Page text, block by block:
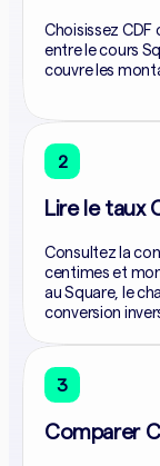
Choisissez
entre le cours
couvre les
2
Lire le taux
Consultez la
centimes et
au Square, le
conversion
3
Comparer